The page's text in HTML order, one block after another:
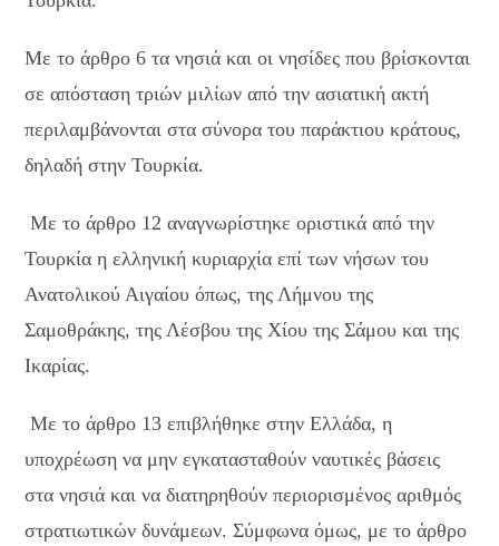
Με το άρθρο 6 τα νησιά και οι νησίδες που βρίσκονται
σε απόσταση τριών μιλίων από την ασιατική ακτή
περιλαμβάνονται στα σύνορα του παράκτιου κράτους,
δηλαδή στην Τουρκία.
Με το άρθρο 12 αναγνωρίστηκε οριστικά από την
Τουρκία η ελληνική κυριαρχία επί των νήσων του
Ανατολικού Αιγαίου όπως, της Λήμνου της
Σαμοθράκης, της Λέσβου της Χίου της Σάμου και της
Ικαρίας.
Με το άρθρο 13 επιβλήθηκε στην Ελλάδα, η
υποχρέωση να μην εγκατασταθούν ναυτικές βάσεις
στα νησιά και να διατηρηθούν περιορισμένος αριθμός
στρατιωτικών δυνάμεων. Σύμφωνα όμως, με το άρθρο